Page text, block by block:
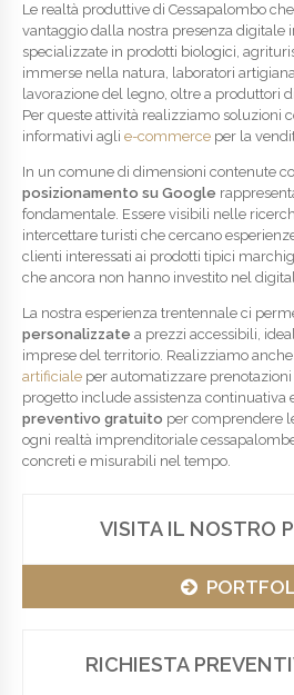
Le realtà produttive di Cessapalombo
vantaggio dalla nostra presenza digitale
specializzate in prodotti biologici,
immerse nella natura, laboratori
lavorazione del legno, oltre a produttori
Per queste attività realizziamo soluzioni
informativi agli e-commerce per la
In un comune di dimensioni contenute
posizionamento su Google
fondamentale. Essere visibili nelle
intercettare turisti che cercano
clienti interessati ai prodotti tipici
che ancora non hanno investito nel
La nostra esperienza trentennale ci
personalizzate a prezzi accessibili,
imprese del territorio. Realizziamo anche
artificiale per automatizzare
progetto include assistenza continuativa
preventivo gratuito per comprendere
ogni realtà imprenditoriale
concreti e misurabili nel tempo.
VISITA IL NOSTRO
RICHIESTA